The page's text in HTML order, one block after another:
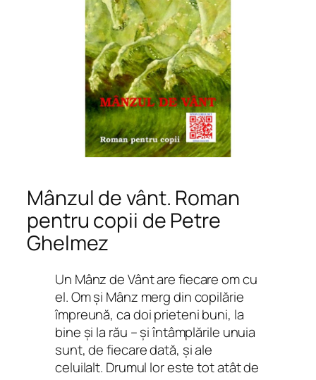
Mânzul de vânt. Roman
pentru copii de Petre
Ghelmez
Un Mânz de Vânt are fiecare om cu
el. Om şi Mânz merg din copilărie
împreună, ca doi prieteni buni, la
bine şi la rău – şi întâmplările unuia
sunt, de fiecare dată, şi ale
celuilalt. Drumul lor este tot atât de